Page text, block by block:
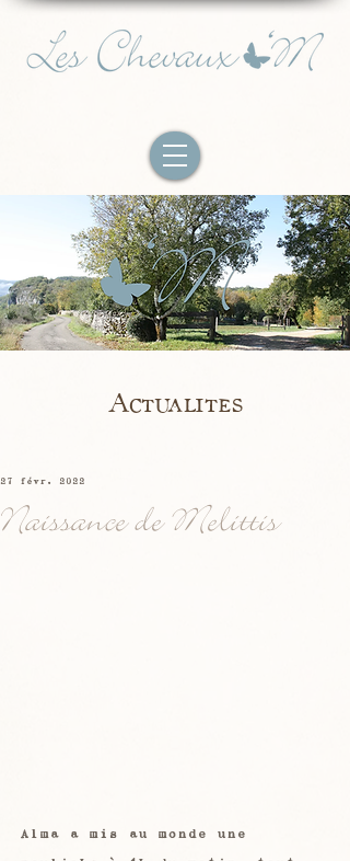
Actualites
Naissance de Melittis
27 févr. 2022
Alma a mis au monde une